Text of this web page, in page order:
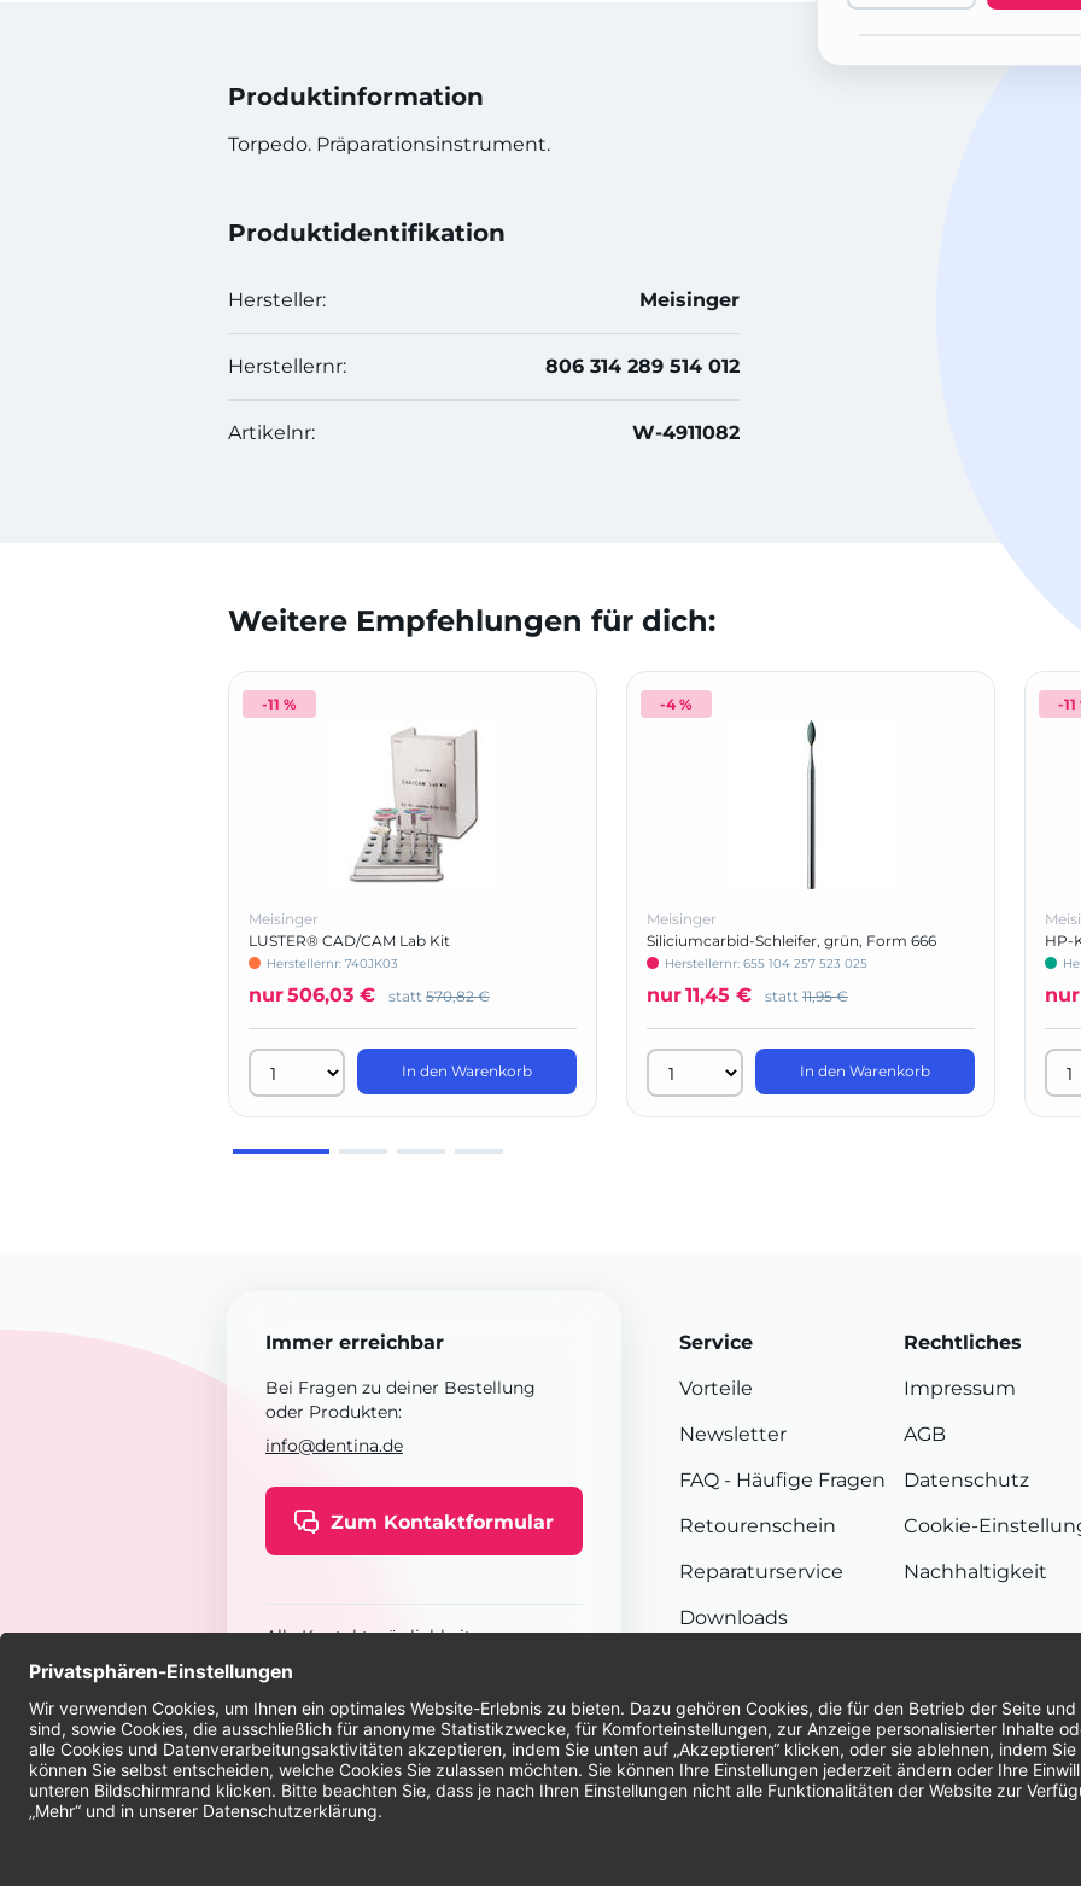
Produktinformation
Torpedo. Präparationsinstrument.
Produktidentifikation
Hersteller: Meisinger
Herstellernr: 806 314 289 514 012
Artikelnr: W-4911082
Weitere Empfehlungen für dich:
-11 %
Meisinger
LUSTER® CAD/CAM Lab Kit
Herstellernr: 740JK03
nur506,03 € statt 570,82 €
In den Warenkorb
-4 %
Meisinger
Siliciumcarbid-Schleifer, grün, Form 666
Herstellernr: 655 104 257 523 025
nur11,45 € statt 11,95 €
In den Warenkorb
-11
HP-
nur
Immer erreichbar
Bei Fragen zu deiner Bestellung
oder Produkten:
info@dentina.de
Zum Kontaktformular
Alle Kontaktmöglichkeiten
Service
Vorteile
Newsletter
FAQ - Häufige Fragen
Retourenschein
Reparaturservice
Downloads
Rechtliches
Impressum
AGB
Datenschutz
Cookie-
Nachhaltigkeit